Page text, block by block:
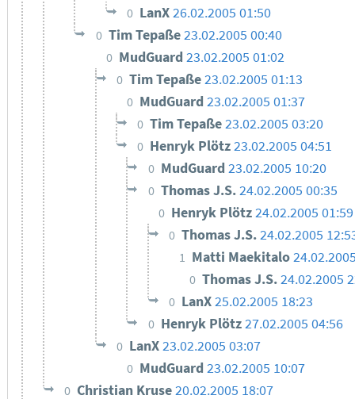
0 LanX26.02.2005 01:50
0 Tim Tepaße23.02.2005 00:40
0 MudGuard 23.02.2005 01:02
0 Tim Tepaße23.02.2005 01:13
0 MudGuard23.02.2005 01:37
0 Tim Tepaße23.02.2005 03:20
0 Henryk Plötz23.02.2005 04:51
0 MudGuard 23.02.2005 10:20
0 Thomas J.S.24.02.2005 00:35
0 Henryk Plötz24.02.2005 01:59
0 Thomas J.S.24.02.2005
1 Matti Maekitalo
0 Thomas J.S.24.02.2005
0 LanX25.02.2005 18:23
0 Henryk Plötz27.02.2005 04:56
0 LanX23.02.2005 03:07
0 MudGuard23.02.2005 10:07
0 Christian Kruse20.02.2005 18:07